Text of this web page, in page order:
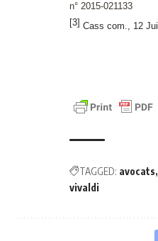
n° 2015-021133
[3] Cass com., 12
TAGGED: avocats
vivaldi